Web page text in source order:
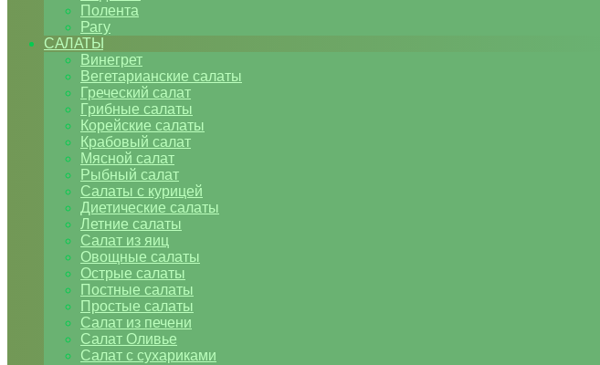
Полента
Рагу
САЛАТЫ
Винегрет
Вегетарианские салаты
Греческий салат
Грибные салаты
Корейские салаты
Крабовый салат
Мясной салат
Рыбный салат
Салаты с курицей
Диетические салаты
Летние салаты
Салат из яиц
Овощные салаты
Острые салаты
Постные салаты
Простые салаты
Салат из печени
Салат Оливье
Салат с сухариками